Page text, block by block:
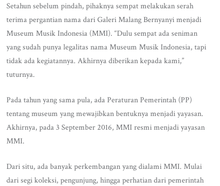
Setahun sebelum pindah, pihaknya sempat melakukan serah
terima pergantian nama dari Galeri Malang Bernyanyi menjadi
Museum Musik Indonesia (MMI). “Dulu sempat ada seniman
yang sudah punya legalitas nama Museum Musik Indonesia, tapi
tidak ada kegiatannya. Akhirnya diberikan kepada kami,”
tuturnya.
Pada tahun yang sama pula, ada Peraturan Pemerintah (PP)
tentang museum yang mewajibkan bentuknya menjadi yayasan.
Akhirnya, pada 3 September 2016, MMI resmi menjadi yayasan
MMI.
Dari situ, ada banyak perkembangan yang dialami MMI. Mulai
dari segi koleksi, pengunjung, hingga perhatian dari pemerintah